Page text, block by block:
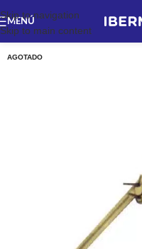
Skip to navigation
Skip to main content
MENÚ
AGOTADO